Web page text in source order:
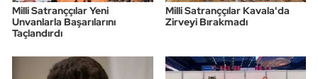
Milli Satranççılar Yeni
Unvanlarla Başarılarını
Taçlandırdı
Milli Satranççılar Kavala'da
Zirveyi Bırakmadı